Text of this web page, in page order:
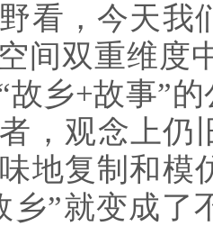
看，今天我
间双重维度
故乡+故事”
，观念上仍
地复制和模
乡”就变成了